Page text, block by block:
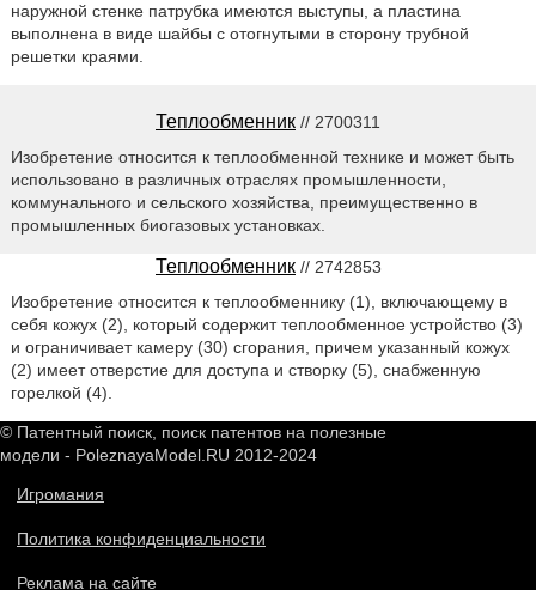
наружной стенке патрубка имеются выступы, а пластина
выполнена в виде шайбы с отогнутыми в сторону трубной
решетки краями.
Теплообменник // 2700311
Изобретение относится к теплообменной технике и может быть
использовано в различных отраслях промышленности,
коммунального и сельского хозяйства, преимущественно в
промышленных биогазовых установках.
Теплообменник // 2742853
Изобретение относится к теплообменнику (1), включающему в
себя кожух (2), который содержит теплообменное устройство (3)
и ограничивает камеру (30) сгорания, причем указанный кожух
(2) имеет отверстие для доступа и створку (5), снабженную
горелкой (4).
© Патентный поиск, поиск патентов на полезные
модели - PoleznayaModel.RU 2012-2024
Игромания
Политика конфиденциальности
Реклама на сайте